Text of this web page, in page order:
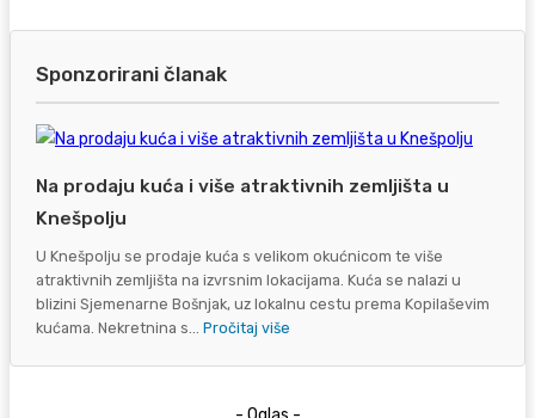
Sponzorirani članak
Na prodaju kuća i više atraktivnih zemljišta u
Knešpolju
U Knešpolju se prodaje kuća s velikom okućnicom te više
atraktivnih zemljišta na izvrsnim lokacijama. Kuća se nalazi u
blizini Sjemenarne Bošnjak, uz lokalnu cestu prema Kopilaševim
kućama. Nekretnina s... Pročitaj više